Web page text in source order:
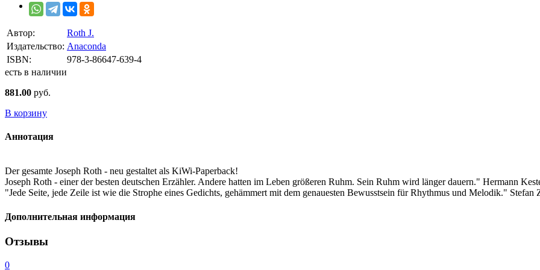
Автор:
Roth J.
Издательство: Anaconda
ISBN:
978-3-86647-639-4
есть в наличии
881.00 руб.
В корзину
Аннотация
Der gesamte Joseph Roth - neu gestaltet als KiWi-Paperback!
Joseph Roth - einer der besten deutschen Erzähler. Andere hatten im Leben größeren Ruhm. Sein Ruhm wird länger dauern." Hermann
"Jede Seite, jede Zeile ist wie die Strophe eines Gedichts, gehämmert mit dem genauesten Bewusstsein für Rhythmus und Melodik." Stefan
Дополнительная информация
Отзывы
0